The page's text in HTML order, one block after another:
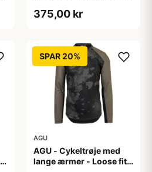
XL
375,00 kr
SPAR 20%
AGU
AGU - Cykeltrøje med
lange ærmer - Loose fit -